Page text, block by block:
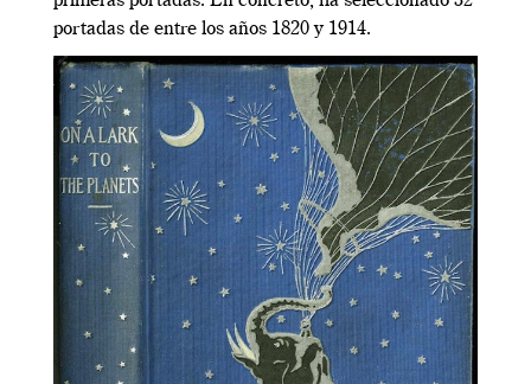
portadas de entre los años 1820 y 1914.